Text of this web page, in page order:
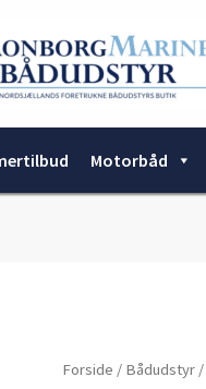
Motorbåd
Forside / Bådudstyr/